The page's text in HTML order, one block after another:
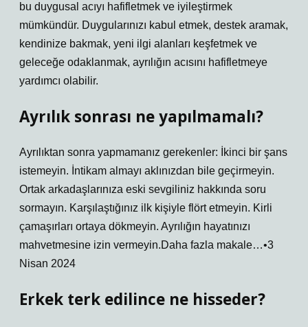
bu duygusal acıyı hafifletmek ve iyileştirmek
mümkündür. Duygularınızı kabul etmek, destek aramak,
kendinize bakmak, yeni ilgi alanları keşfetmek ve
geleceğe odaklanmak, ayrılığın acısını hafifletmeye
yardımcı olabilir.
Ayrılık sonrası ne yapılmamalı?
Ayrılıktan sonra yapmamanız gerekenler: İkinci bir şans
istemeyin. İntikam almayı aklınızdan bile geçirmeyin.
Ortak arkadaşlarınıza eski sevgiliniz hakkında soru
sormayın. Karşılaştığınız ilk kişiyle flört etmeyin. Kirli
çamaşırları ortaya dökmeyin. Ayrılığın hayatınızı
mahvetmesine izin vermeyin.Daha fazla makale…•3
Nisan 2024
Erkek terk edilince ne hisseder?